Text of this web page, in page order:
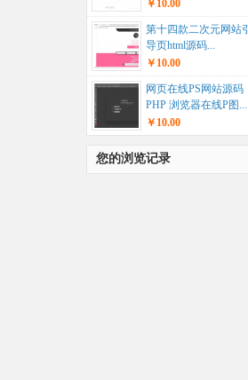
￥10.00
第十四款二次元网站引
导页html源码...
￥10.00
网页在线PS网站源码
PHP 浏览器在线P图...
￥10.00
您的浏览记录